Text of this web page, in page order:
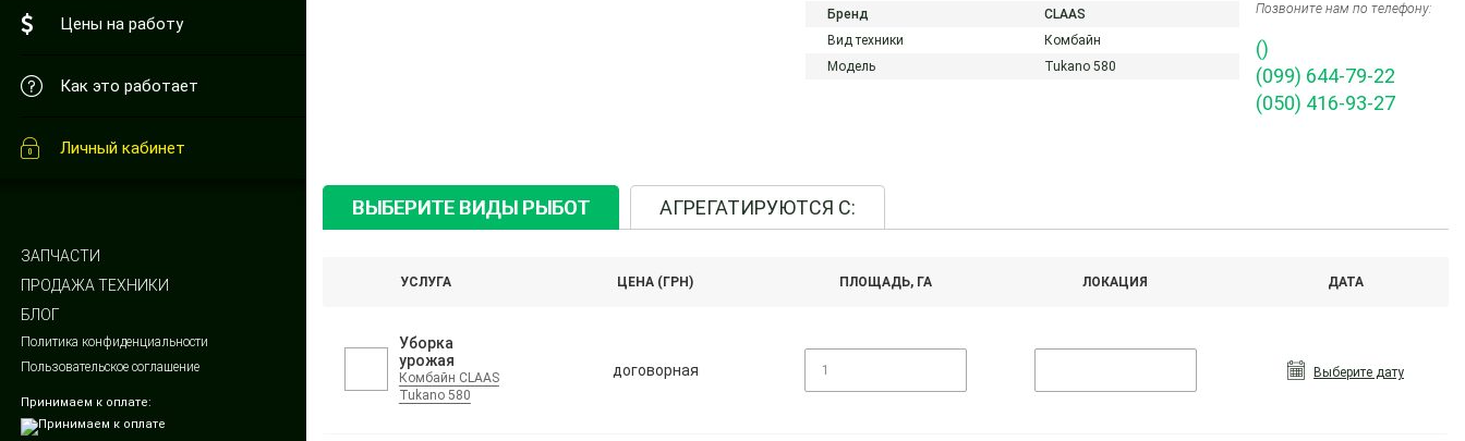
Цены на работу
Как это работает
Личный кабинет
ЗАПЧАСТИ
ПРОДАЖА ТЕХНИКИ
БЛОГ
Политика конфиденциальности
Пользовательское соглашение
Принимаем к оплате:
Бренд
CLAAS
Вид техники
Комбайн
Модель
Tukano 580
Позвоните нам по телефону:
()
(099) 644-79-22
(050) 416-93-27
ВЫБЕРИТЕ ВИДЫ РЫБОТ АГРЕГАТИРУЮТСЯ С:
УСЛУГА ЦЕНА (ГРН) ПЛОЩАДЬ, ГА ЛОКАЦИЯ ДАТА
Уборка
урожая
Комбайн CLAAS
Tukano 580
договорная Выберите дату